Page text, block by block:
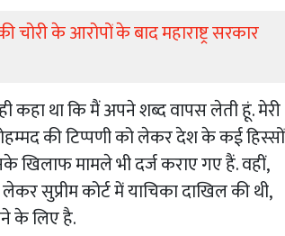
चोरी के आरोपों के बाद महाराष्ट्र सरकार
कहा था कि मैं अपने शब्द वापस लेती हूं. मेरी
की टिप्पणी को लेकर देश के कई हिस्सों
खिलाफ मामले भी दर्ज कराए गए हैं. वहीं,
सुप्रीम कोर्ट में याचिका दाखिल की थी,
के लिए है.